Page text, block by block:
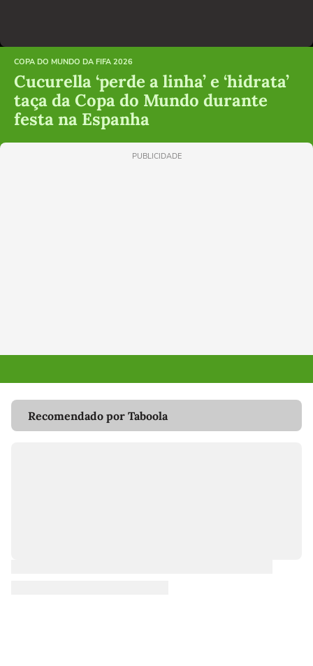
COPA DO MUNDO DA FIFA 2026
Cucurella ‘perde a linha’ e ‘hidrata’
taça da Copa do Mundo durante
festa na Espanha
PUBLICIDADE
Recomendado por Taboola